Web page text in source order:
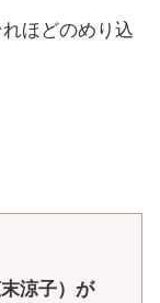
ほどのめり込
涼子）が